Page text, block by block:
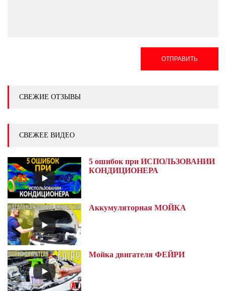
ОТПРАВИТЬ
СВЕЖИЕ ОТЗЫВЫ
СВЕЖЕЕ ВИДЕО
5 ошибок при ИСПОЛЬЗОВАНИИ
КОНДИЦИОНЕРА
Аккумуляторная МОЙКА
Мойка двигателя ФЕЙРИ